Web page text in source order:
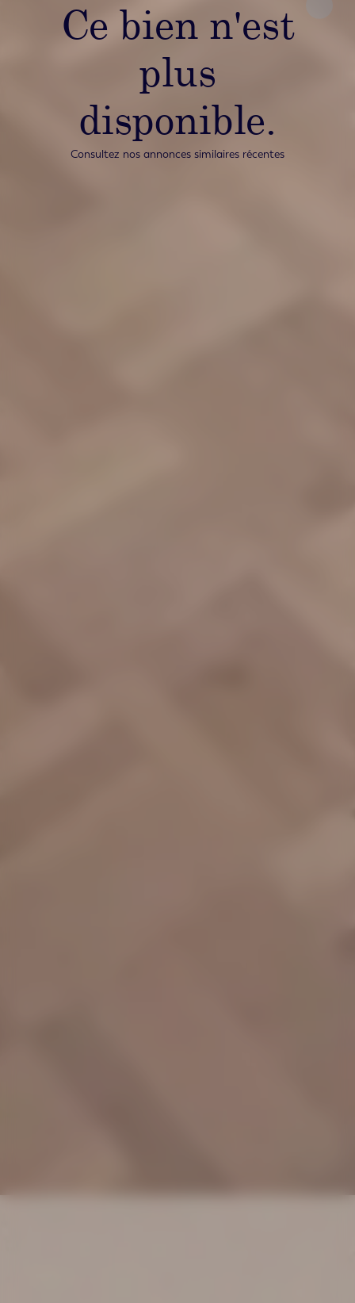
Ce bien n'est
plus
disponible.
Consultez nos annonces similaires récentes